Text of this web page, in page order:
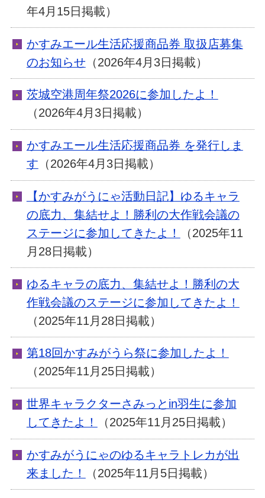
年4月15日掲載）
かすみエール生活応援商品券 取扱店募集
のお知らせ（2026年4月3日掲載）
茨城空港周年祭2026に参加したよ！
（2026年4月3日掲載）
かすみエール生活応援商品券 を発行しま
す （2026年4月3日掲載）
【かすみがうにゃ活動日記】ゆるキャラ
の底力、集結せよ！勝利の大作戦会議の
ステージに参加してきたよ！
（2025年11
月28日掲載）
ゆるキャラの底力、集結せよ！勝利の大
作戦会議のステージに参加してきたよ！
（2025年11月28日掲載）
第18回かすみがうら祭に参加したよ！
（2025年11月25日掲載）
世界キャラクターさみっとin羽生に参加
してきたよ！
（2025年11月25日掲載）
かすみがうにゃのゆるキャラトレカが出
来ました！
（2025年11月5日掲載）